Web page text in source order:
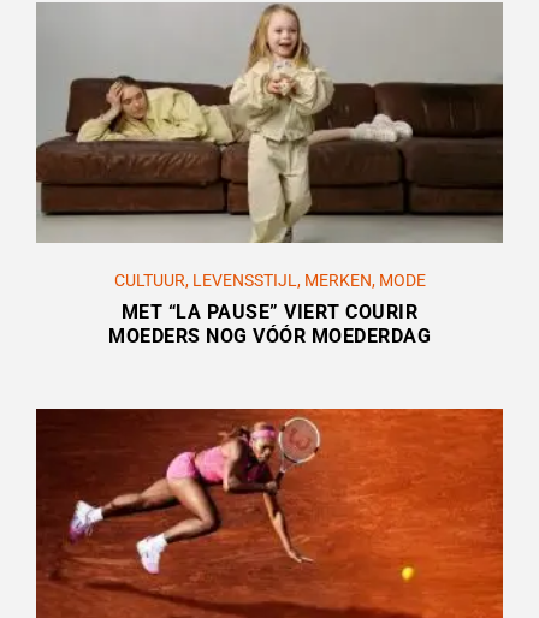
CULTUUR, LEVENSSTIJL , MERKEN, MODE
MET “LA PAUSE” VIERT COURIR
MOEDERS NOG VÓÓR MOEDERDAG